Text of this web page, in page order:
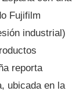
Fujifilm
industrial)
reporta
ubicada en la